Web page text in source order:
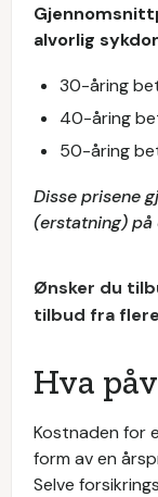
alvorlig
30-åring
40-åring
50-åring
Disse prisene
(erstatning) på
Ønsker du
tilbud fra
Hva
Kostnaden for
form av en
Selve